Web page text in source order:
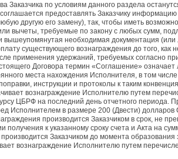
Заказчика по условиям данного раздела
предоставлять Заказчику
другую его замену), так, чтобы иметь
вычеты, требуемые по закону с любых сумм,
вышеупомянутая необходимая документация
существующего вознаграждения до того,
применения удержаний, требуемых согласно
Договора термин «Соглашение»
места нахождения Исполнителя, в том
инструкции и протоколы к таким
вознаграждение Исполнителю путем
ЦБРФ на последний день отчетного периода.
Исполнителем в размере 200 (Двести)
производится Заказчиком в срок, не
получения к указанному сроку счета и Акта на
Заказчиком до момента
вознаграждение Исполнителю путем